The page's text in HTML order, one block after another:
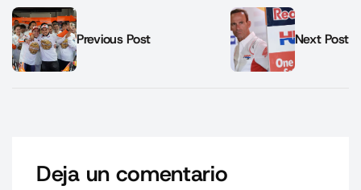
Previous Post Next Post
Deja un comentario